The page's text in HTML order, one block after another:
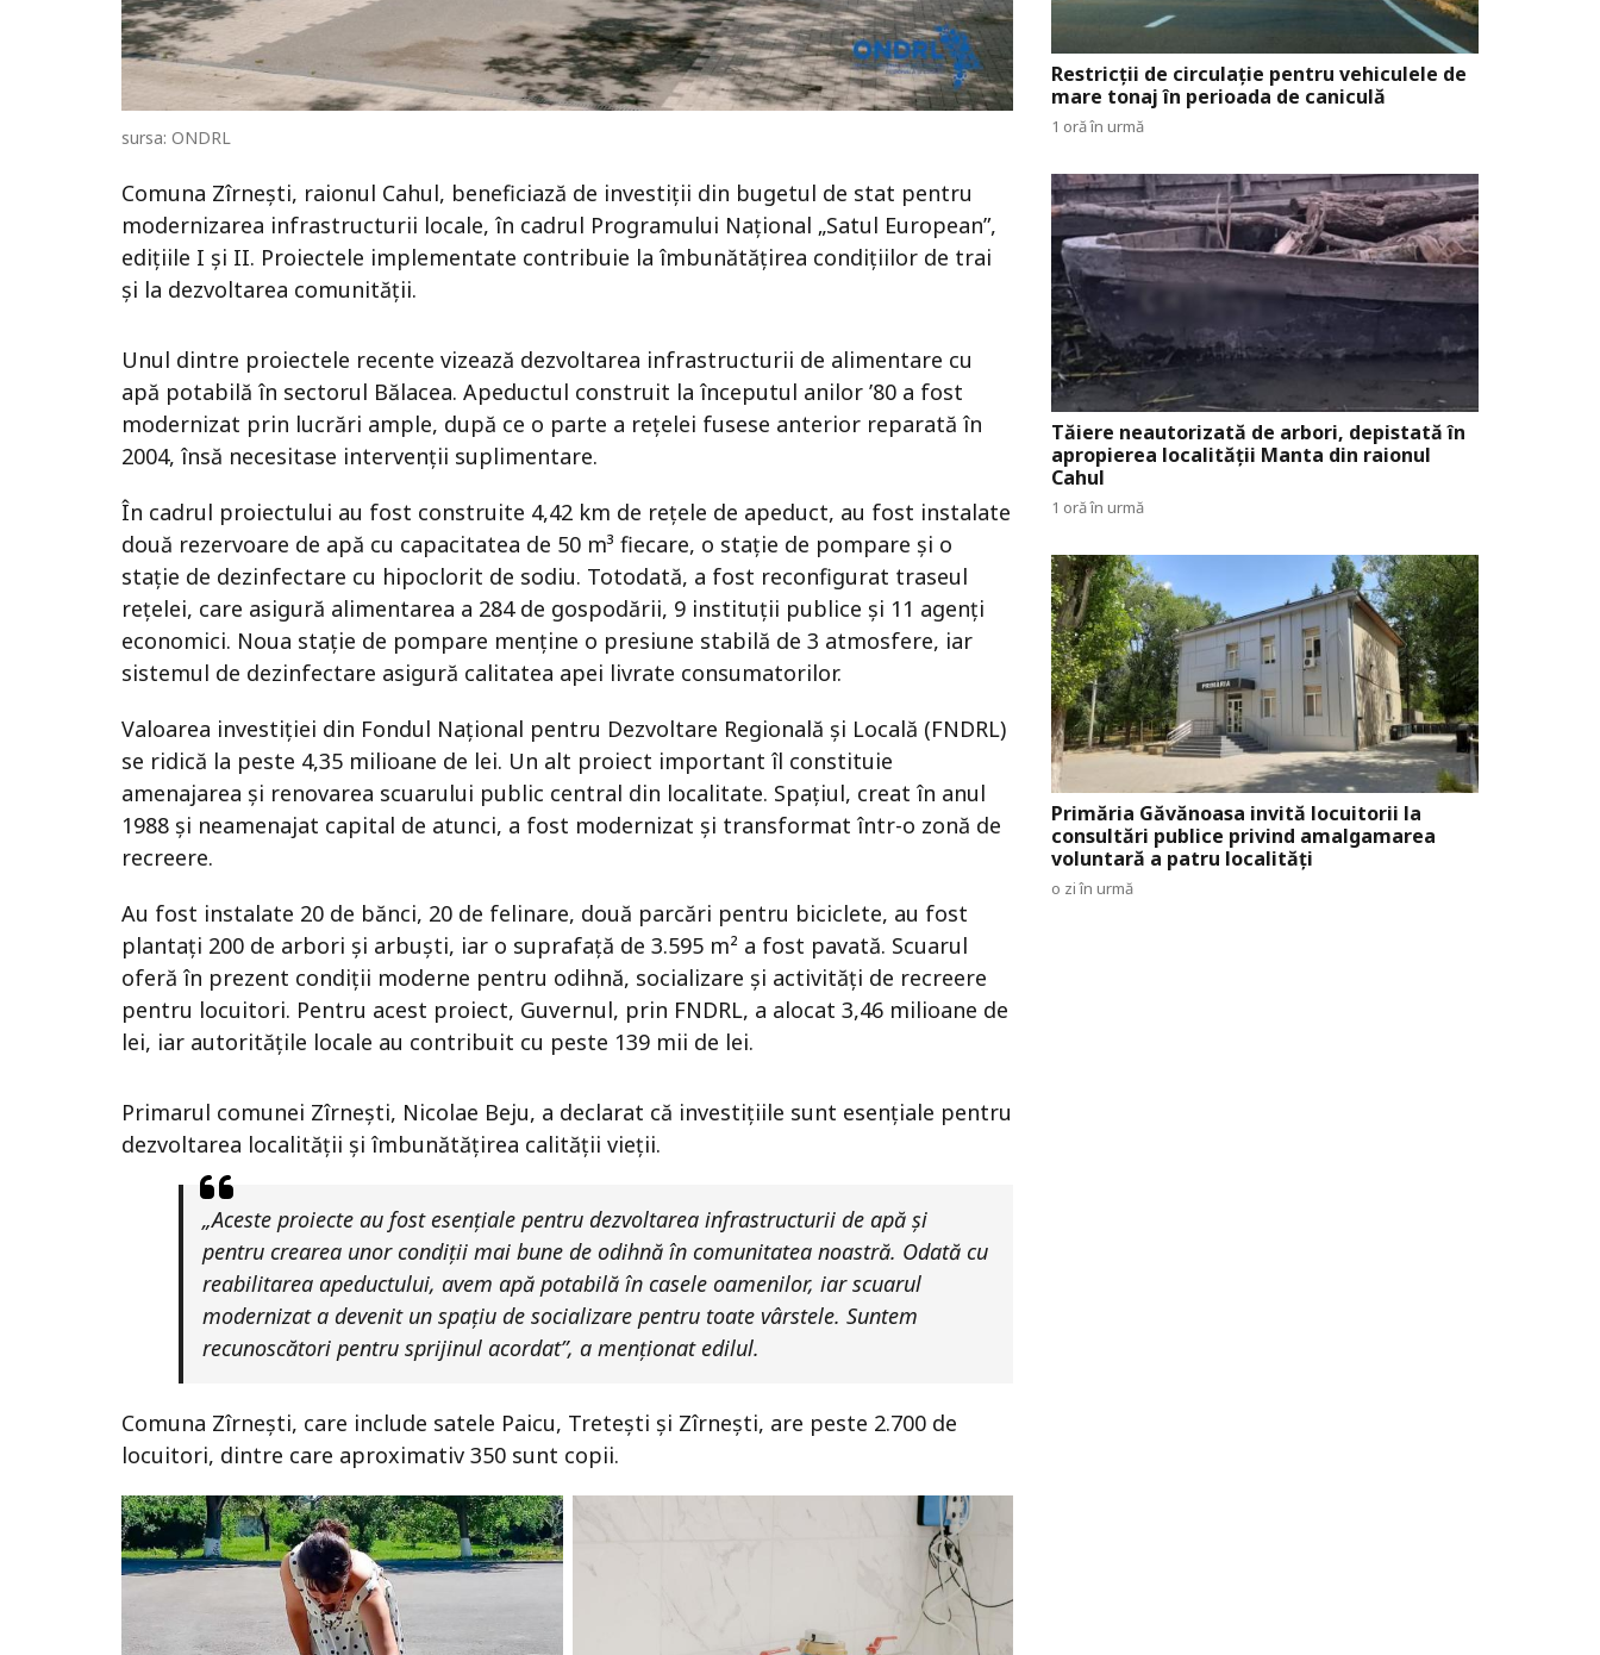
sursa: ONDRL
Comuna Zîrnești, raionul Cahul, beneficiază de investiții din bugetul de stat pentru
modernizarea infrastructurii locale, în cadrul Programului Național „Satul European”,
edițiile I și II. Proiectele implementate contribuie la îmbunătățirea condițiilor de trai
și la dezvoltarea comunității.
Unul dintre proiectele recente vizează dezvoltarea infrastructurii de alimentare cu
apă potabilă în sectorul Bălacea. Apeductul construit la începutul anilor ’80 a fost
modernizat prin lucrări ample, după ce o parte a rețelei fusese anterior reparată în
2004, însă necesitase intervenții suplimentare.
În cadrul proiectului au fost construite 4,42 km de rețele de apeduct, au fost instalate
două rezervoare de apă cu capacitatea de 50 m³ fiecare, o stație de pompare și o
stație de dezinfectare cu hipoclorit de sodiu. Totodată, a fost reconfigurat traseul
rețelei, care asigură alimentarea a 284 de gospodării, 9 instituții publice și 11 agenți
economici. Noua stație de pompare menține o presiune stabilă de 3 atmosfere, iar
sistemul de dezinfectare asigură calitatea apei livrate consumatorilor.
Valoarea investiției din Fondul Național pentru Dezvoltare Regională și Locală (FNDRL)
se ridică la peste 4,35 milioane de lei. Un alt proiect important îl constituie
amenajarea și renovarea scuarului public central din localitate. Spațiul, creat în anul
1988 și neamenajat capital de atunci, a fost modernizat și transformat într-o zonă de
recreere.
Au fost instalate 20 de bănci, 20 de felinare, două parcări pentru biciclete, au fost
plantați 200 de arbori și arbuști, iar o suprafață de 3.595 m² a fost pavată. Scuarul
oferă în prezent condiții moderne pentru odihnă, socializare și activități de recreere
pentru locuitori. Pentru acest proiect, Guvernul, prin FNDRL, a alocat 3,46 milioane de
lei, iar autoritățile locale au contribuit cu peste 139 mii de lei.
Primarul comunei Zîrnești, Nicolae Beju, a declarat că investițiile sunt esențiale pentru
dezvoltarea localității și îmbunătățirea calității vieții.
„Aceste proiecte au fost esențiale pentru dezvoltarea infrastructurii de apă și
pentru crearea unor condiții mai bune de odihnă în comunitatea noastră. Odată cu
reabilitarea apeductului, avem apă potabilă în casele oamenilor, iar scuarul
modernizat a devenit un spațiu de socializare pentru toate vârstele. Suntem
recunoscători pentru sprijinul acordat”, a menționat edilul.
Comuna Zîrnești, care include satele Paicu, Tretești și Zîrnești, are peste 2.700 de
locuitori, dintre care aproximativ 350 sunt copii.
Restricții de circulație pentru vehiculele de
mare tonaj în perioada de caniculă
1 oră în urmă
Tăiere neautorizată de arbori, depistată în
apropierea localității Manta din raionul
Cahul
1 oră în urmă
Primăria Găvănoasa invită locuitorii la
consultări publice privind amalgamarea
voluntară a patru localități
o zi în urmă